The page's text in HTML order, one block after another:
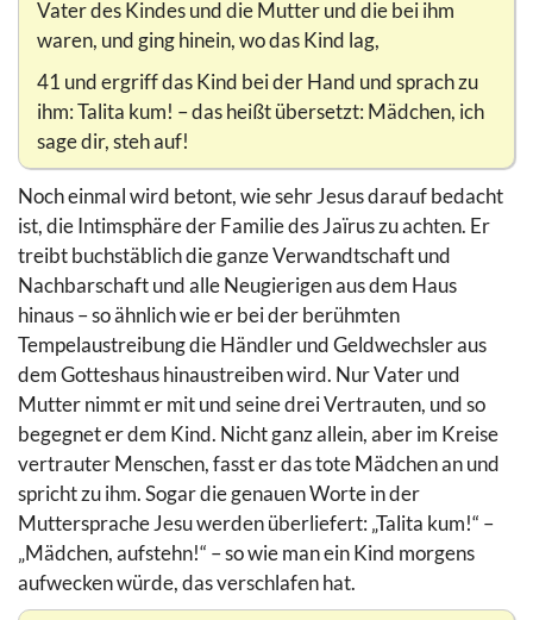
Vater des Kindes und die Mutter und die bei ihm
waren, und ging hinein, wo das Kind lag,
41 und ergriff das Kind bei der Hand und sprach zu
ihm: Talita kum! – das heißt übersetzt: Mädchen, ich
sage dir, steh auf!
Noch einmal wird betont, wie sehr Jesus darauf bedacht
ist, die Intimsphäre der Familie des Jaïrus zu achten. Er
treibt buchstäblich die ganze Verwandtschaft und
Nachbarschaft und alle Neugierigen aus dem Haus
hinaus – so ähnlich wie er bei der berühmten
Tempelaustreibung die Händler und Geldwechsler aus
dem Gotteshaus hinaustreiben wird. Nur Vater und
Mutter nimmt er mit und seine drei Vertrauten, und so
begegnet er dem Kind. Nicht ganz allein, aber im Kreise
vertrauter Menschen, fasst er das tote Mädchen an und
spricht zu ihm. Sogar die genauen Worte in der
Muttersprache Jesu werden überliefert: „Talita kum!“ –
„Mädchen, aufstehn!“ – so wie man ein Kind morgens
aufwecken würde, das verschlafen hat.